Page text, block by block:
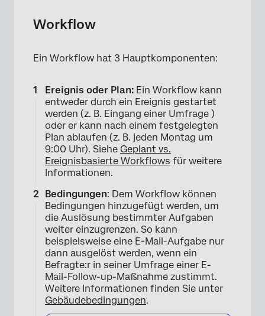
Workflow
Ein Workflow hat 3 Hauptkomponenten:
Ereignis oder Plan: Ein Workflow kann
entweder durch ein Ereignis gestartet
werden (z. B. Eingang einer Umfrage )
oder er kann nach einem festgelegten
Plan ablaufen (z. B. jeden Montag um
9:00 Uhr). Siehe Geplant vs.
Ereignisbasierte Workflows für weitere
Informationen.
Bedingungen: Dem Workflow können
Bedingungen hinzugefügt werden, um
die Auslösung bestimmter Aufgaben
weiter einzugrenzen. So kann
beispielsweise eine E-Mail-Aufgabe nur
dann ausgelöst werden, wenn ein
Befragte:r in seiner Umfrage einer E-
Mail-Follow-up-Maßnahme zustimmt.
Weitere Informationen finden Sie unter
Gebäudebedingungen.